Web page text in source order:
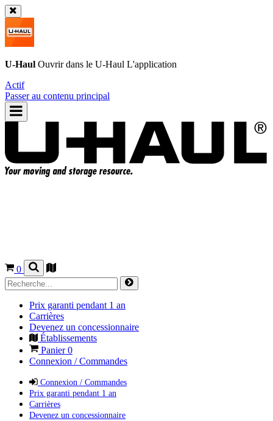
U-Haul Ouvrir dans le U-Haul L'application
Actif
Passer au contenu principal
0
Prix garanti pendant 1 an
Carrières
Devenez un concessionnaire
Établissements
Panier0
Connexion / Commandes
Connexion / Commandes
Prix garanti pendant 1 an
Carrières
Devenez un concessionnaire